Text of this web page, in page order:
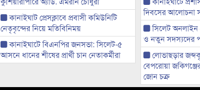
কানাইঘাট প্রেসক্লাবে প্রবাসী কমিউনিটি
নেতৃবৃন্দের নিয়ে মতিবিনিময়
কানাইঘাটে বিএনপির জনসভা: সিলেট-৫
আসনে ধানের শীষের প্রার্থী চান নেতাকর্মীরা
দিবসের আলোচনা
সিলেট অনলাইন
ও নতুন সদস্যদের
লোভাছড়ার
বেপরোয়া
জোন চক্র